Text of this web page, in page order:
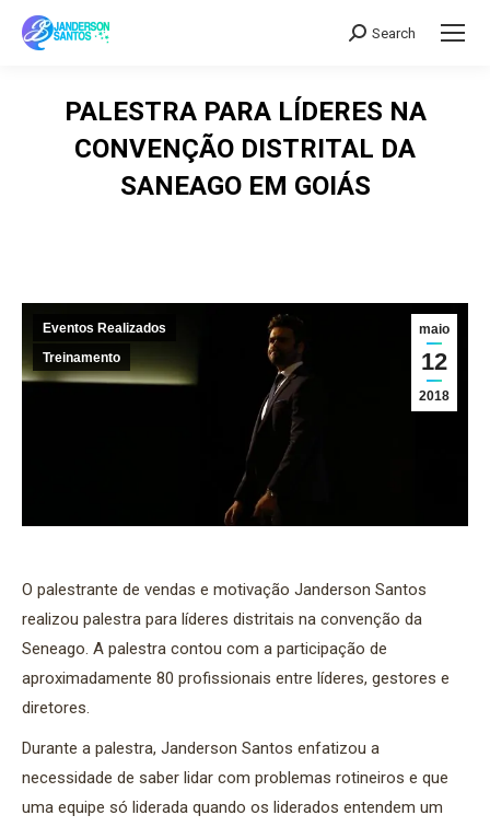
Search:
Search
PALESTRA PARA LÍDERES NA
CONVENÇÃO DISTRITAL DA
SANEAGO EM GOIÁS
maio
12
2018
Eventos Realizados
Treinamento
O palestrante de vendas e motivação Janderson Santos
realizou palestra para líderes distritais na convenção da
Seneago. A palestra contou com a participação de
aproximadamente 80 profissionais entre líderes, gestores e
diretores.
Durante a palestra, Janderson Santos enfatizou a
necessidade de saber lidar com problemas rotineiros e que
uma equipe só liderada quando os liderados entendem um